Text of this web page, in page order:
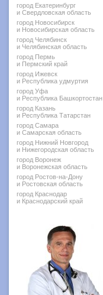
город Екатеринбург
и Свердловская область
город Новосибирск
и Новосибирская область
город Челябинск
и Челябинская область
город Пермь
и Пермский край
город Ижевск
и Республика удмуртия
город Уфа
и Республика Башкортостан
город Казань
и Республика Татарстан
город Самара
и Самарская область
город Нижний Новгород
и Нижегородская область
город Воронеж
и Воронежская область
город Ростов-на-Дону
и Ростовская область
город Краснодар
и Краснодарский край